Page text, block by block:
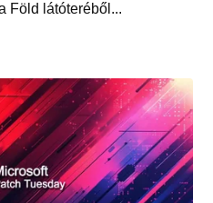
Föld látóteréből...